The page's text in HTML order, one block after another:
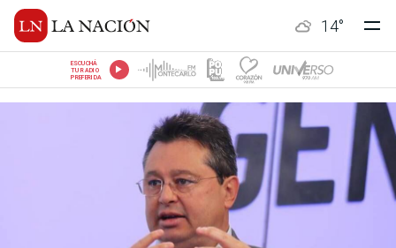
14°
ESCUCHÁ
TU RADIO
PREFERIDA